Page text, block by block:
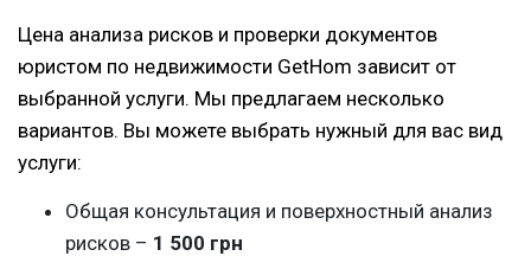
Цена анализа рисков и проверки документов
юристом по недвижимости GetHom зависит от
выбранной услуги. Мы предлагаем несколько
вариантов. Вы можете выбрать нужный для вас вид
услуги:
Общая консультация и поверхностный анализ
рисков – 1 500 грн